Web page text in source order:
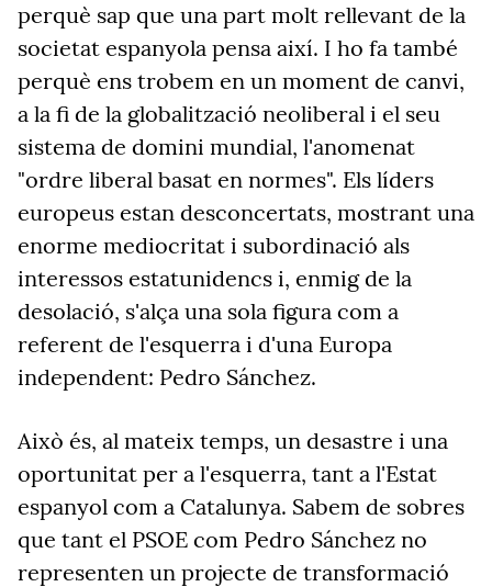
perquè sap que una part molt rellevant de la
societat espanyola pensa així. I ho fa també
perquè ens trobem en un moment de canvi,
a la fi de la globalització neoliberal i el seu
sistema de domini mundial, l'anomenat
"ordre liberal basat en normes". Els líders
europeus estan desconcertats, mostrant una
enorme mediocritat i subordinació als
interessos estatunidencs i, enmig de la
desolació, s'alça una sola figura com a
referent de l'esquerra i d'una Europa
independent: Pedro Sánchez.
Això és, al mateix temps, un desastre i una
oportunitat per a l'esquerra, tant a l'Estat
espanyol com a Catalunya. Sabem de sobres
que tant el PSOE com Pedro Sánchez no
representen un projecte de transformació